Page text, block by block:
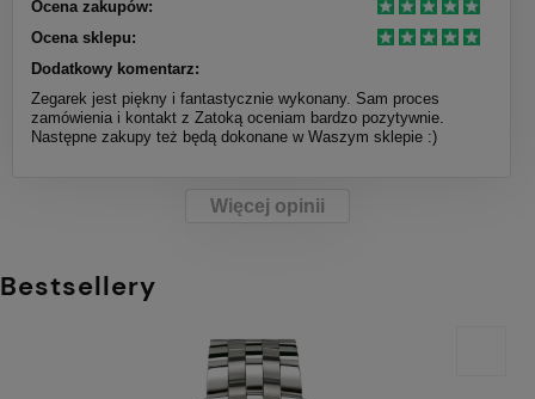
Ocena zakupów:
Ocena sklepu:
Dodatkowy komentarz:
Zegarek jest piękny i fantastycznie wykonany. Sam proces
zamówienia i kontakt z Zatoką oceniam bardzo pozytywnie.
Następne zakupy też będą dokonane w Waszym sklepie :)
Więcej opinii
Bestsellery